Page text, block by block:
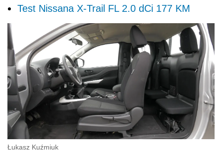
Test Nissana X-Trail FL 2.0 dCi 177 KM
Łukasz Kuźmiuk